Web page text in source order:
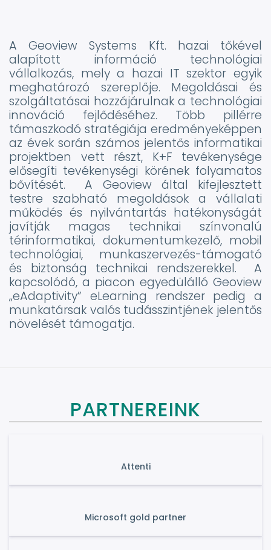
A Geoview Systems Kft. hazai tőkével
alapított információ technológiai
vállalkozás, mely a hazai IT szektor egyik
meghatározó szereplője. Megoldásai és
szolgáltatásai hozzájárulnak a technológiai
innováció fejlődéséhez. Több pillérre
támaszkodó stratégiája eredményeképpen
az évek során számos jelentős informatikai
projektben vett részt, K+F tevékenysége
elősegíti tevékenységi körének folyamatos
bővítését. A Geoview által kifejlesztett
testre szabható megoldások a vállalati
működés és nyilvántartás hatékonyságát
javítják magas technikai színvonalú
térinformatikai, dokumentumkezelő, mobil
technológiai, munkaszervezés-támogató
és biztonság technikai rendszerekkel. A
kapcsolódó, a piacon egyedülálló Geoview
„eAdaptivity” eLearning rendszer pedig a
munkatársak valós tudásszintjének jelentős
növelését támogatja.
PARTNEREINK
Attenti
Microsoft gold partner